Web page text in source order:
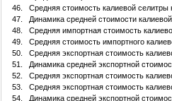
46.
Средняя стоимость калиевой селитры
47.
Динамика средней стоимости
48.
Средняя импортная стоимость
49.
Средняя стоимость импортного
50.
Средняя экспортная стоимость
51.
Динамика средней экспортной
52.
Средняя экспортная стоимость
53.
Средняя экспортная стоимость
54.
Динамика средней экспортной